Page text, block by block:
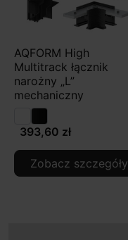
AQFORM High
Multitrack łącznik
narożny „L”
mechaniczny
393,60 zł
Zobacz szczegóły